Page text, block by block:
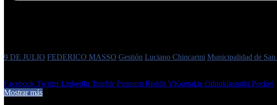
9 DE JULIO FEDERICO MASSO Gestión Luciano Chincarini Municipalidad de
Facebook Twitter LinkedIn Tumblr Pinterest Reddit VKontakte Odnoklassniki Pocket
Mostrar más